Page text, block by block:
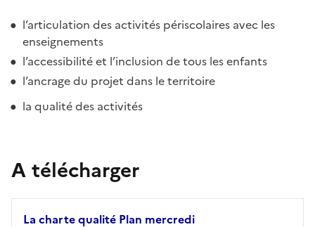
l’articulation des activités périscolaires avec les
enseignements
l’accessibilité et l’inclusion de tous les enfants
l’ancrage du projet dans le territoire
la qualité des activités
A télécharger
La charte qualité Plan mercredi